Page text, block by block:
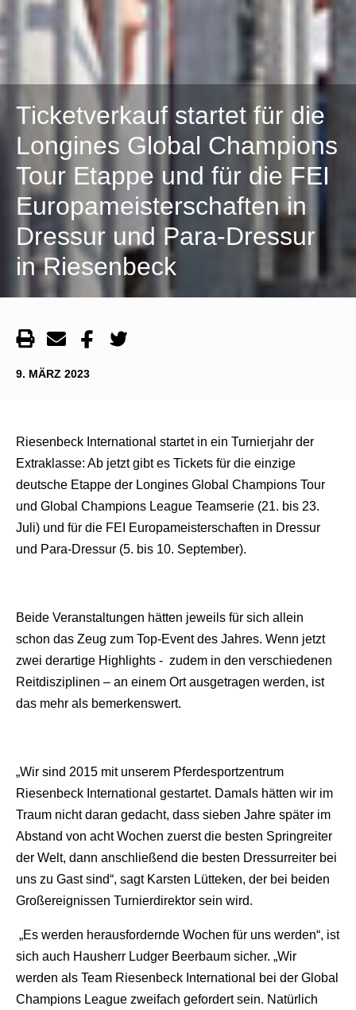
Ticketverkauf startet für die
Longines Global Champions
Tour Etappe und für die FEI
Europameisterschaften in
Dressur und Para-Dressur
in Riesenbeck
9. MÄRZ 2023
Riesenbeck International startet in ein Turnierjahr der
Extraklasse: Ab jetzt gibt es Tickets für die einzige
deutsche Etappe der Longines Global Champions Tour
und Global Champions League Teamserie (21. bis 23.
Juli) und für die FEI Europameisterschaften in Dressur
und Para-Dressur (5. bis 10. September).
Beide Veranstaltungen hätten jeweils für sich allein
schon das Zeug zum Top-Event des Jahres. Wenn jetzt
zwei derartige Highlights - zudem in den verschiedenen
Reitdisziplinen – an einem Ort ausgetragen werden, ist
das mehr als bemerkenswert.
„Wir sind 2015 mit unserem Pferdesportzentrum
Riesenbeck International gestartet. Damals hätten wir im
Traum nicht daran gedacht, dass sieben Jahre später im
Abstand von acht Wochen zuerst die besten Springreiter
der Welt, dann anschließend die besten Dressurreiter bei
uns zu Gast sind“, sagt Karsten Lütteken, der bei beiden
Großereignissen Turnierdirektor sein wird.
„Es werden herausfordernde Wochen für uns werden“, ist
sich auch Hausherr Ludger Beerbaum sicher. „Wir
werden als Team Riesenbeck International bei der Global
Champions League zweifach gefordert sein. Natürlich